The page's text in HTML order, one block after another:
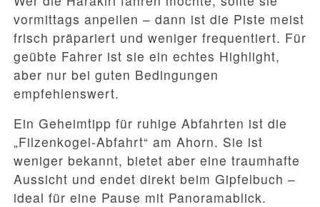
vormittags anpeilen – dann ist die Piste meist
frisch präpariert und weniger frequentiert. Für
geübte Fahrer ist sie ein echtes Highlight,
aber nur bei guten Bedingungen
empfehlenswert.
Ein Geheimtipp für ruhige Abfahrten ist die
„Filzenkogel-Abfahrt“ am Ahorn. Sie ist
weniger bekannt, bietet aber eine traumhafte
Aussicht und endet direkt beim Gipfelbuch –
ideal für eine Pause mit Panoramablick.